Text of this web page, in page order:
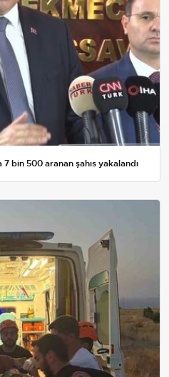
bin 500 aranan şahıs yakalandı